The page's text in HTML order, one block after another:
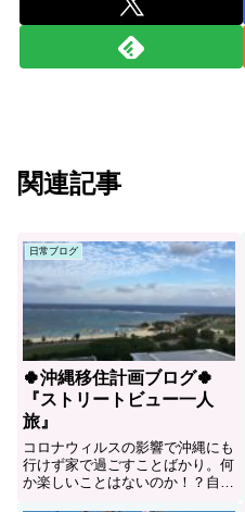
関連記事
日常ブログ
🍀沖縄移住計画ブログ🍀
『ストリートビュー一人
旅』
コロナウィルスの影響で沖縄にも
行けず家で過ごすことばかり。何
か楽しいことはないのか！？自問